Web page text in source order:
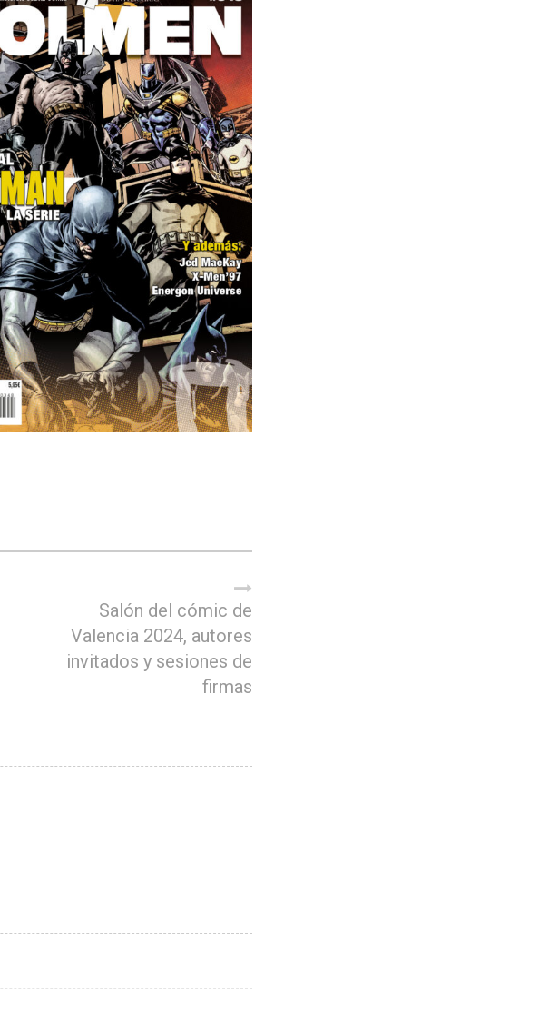
Salón del cómic de
Valencia 2024, autores
invitados y sesiones de
firmas